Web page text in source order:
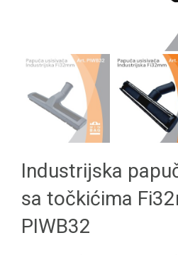
Industrijska
sa točkićima
PIWB32